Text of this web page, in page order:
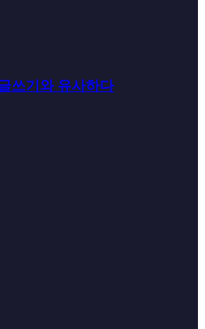
쓰기와 유사하다